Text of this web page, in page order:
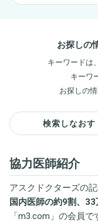
お探しの
キーワードは
キーワ
お探しの
検索しなおす
協力医師紹介
アスクドクターズの
国内医師の約9割、
「m3.com 」の会員で